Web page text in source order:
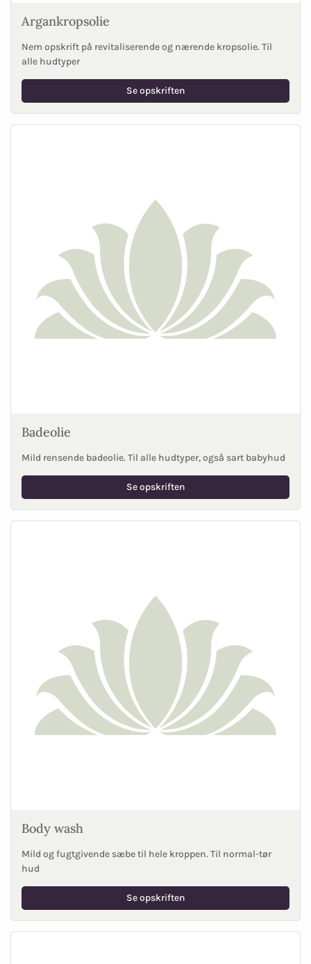
Argankropsolie
Nem opskrift på revitaliserende og nærende kropsolie. Til
alle hudtyper
Se opskriften
Badeolie
Mild rensende badeolie. Til alle hudtyper, også sart babyhud
Se opskriften
Body wash
Mild og fugtgivende sæbe til hele kroppen. Til normal-tør
hud
Se opskriften